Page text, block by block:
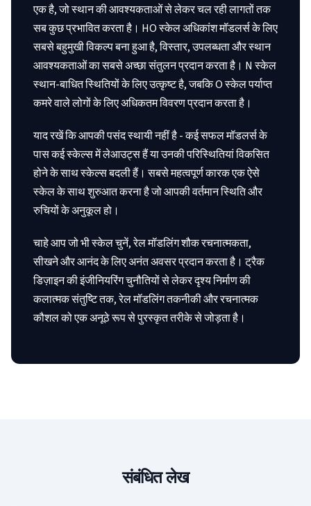
एक है, जो स्थान की आवश्यकताओं से लेकर चल रही लागतों तक
सब कुछ प्रभावित करता है। HO स्केल अधिकांश मॉडलर्स के लिए
सबसे बहुमुखी विकल्प बना हुआ है, विस्तार, उपलब्धता और स्थान
आवश्यकताओं का सबसे अच्छा संतुलन प्रदान करता है। N स्केल
स्थान-बाधित स्थितियों के लिए उत्कृष्ट है, जबकि O स्केल पर्याप्त
कमरे वाले लोगों के लिए अधिकतम विवरण प्रदान करता है।
याद रखें कि आपकी पसंद स्थायी नहीं है - कई सफल मॉडलर्स के
पास कई स्केल्स में लेआउट्स हैं या उनकी परिस्थितियां विकसित
होने के साथ स्केल्स बदली हैं। सबसे महत्वपूर्ण कारक एक ऐसे
स्केल के साथ शुरुआत करना है जो आपकी वर्तमान स्थिति और
रुचियों के अनुकूल हो।
चाहे आप जो भी स्केल चुनें, रेल मॉडलिंग शौक रचनात्मकता,
सीखने और आनंद के लिए अनंत अवसर प्रदान करता है। ट्रैक
डिज़ाइन की इंजीनियरिंग चुनौतियों से लेकर दृश्य निर्माण की
कलात्मक संतुष्टि तक, रेल मॉडलिंग तकनीकी और रचनात्मक
कौशल को एक अनूठे रूप से पुरस्कृत तरीके से जोड़ता है।
संबंधित लेख